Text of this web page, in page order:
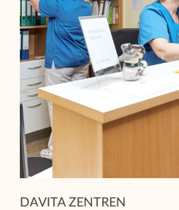
DAVITA ZENTREN